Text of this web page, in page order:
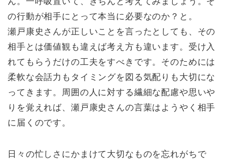
の行動が相手にとって本当に必要なのか？と。
瀬戸康史さんが正しいことを言ったとしても、その
相手とは価値観も違えば考え方も違います。受け入
れてもらうだけの工夫をすべきです。そのためには
柔軟な会話力もタイミングを図る気配りも大切にな
ってきます。周囲の人に対する繊細な配慮や思いや
りを覚えれば、瀬戸康史さんの言葉はようやく相手
に届くのです。
日々の忙しさにかまけて大切なものを忘れがちで